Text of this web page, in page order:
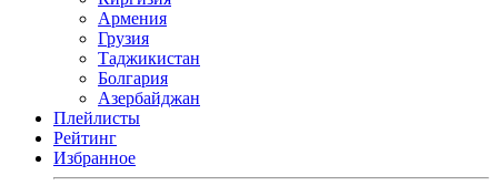
Армения
Грузия
Таджикистан
Болгария
Азербайджан
Плейлисты
Рейтинг
Избранное